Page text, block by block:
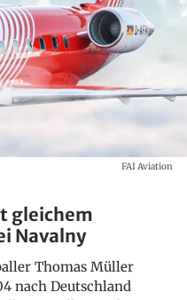
FAI Aviation
gleichem
Navalny
Thomas Müller
nach Deutschland